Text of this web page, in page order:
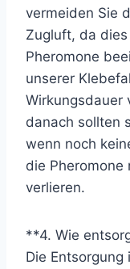
vermeiden Sie
Zugluft, da
Pheromone
unserer
Wirkungsdauer
danach sollten
wenn noch
die Pheromone
verlieren.
**4. Wie
Die